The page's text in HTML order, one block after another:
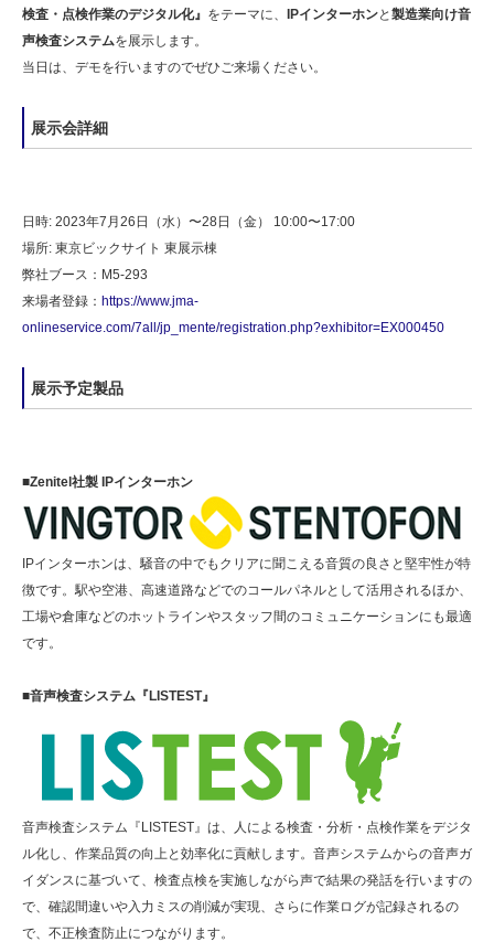
検査・点検作業のデジタル化』 をテーマに、 IPインターホンと 製造業向け音
声検査システムを展示します。
当日は、デモを行いますのでぜひご来場ください。
展示会詳細
日時: 2023年7月26日（水）〜28日（金） 10:00〜17:00
場所: 東京ビックサイト 東展示棟
弊社ブース：M5-293
来場者登録： https://www.jma-
onlineservice.com/7all/jp_mente/registration.php?exhibitor=EX000450
展示予定製品
■Zenitel社製 IPインターホン
IPインターホンは、騒音の中でもクリアに聞こえる音質の良さと堅牢性が特
徴です。駅や空港、高速道路などでのコールパネルとして活用されるほか、
工場や倉庫などのホットラインやスタッフ間のコミュニケーションにも最適
です。
■音声検査システム『LISTEST』
音声検査システム『LISTEST』は、人による検査・分析・点検作業をデジタ
ル化し、作業品質の向上と効率化に貢献します。音声システムからの音声ガ
イダンスに基づいて、検査点検を実施しながら声で結果の発話を行いますの
で、確認間違いや入力ミスの削減が実現、さらに作業ログが記録されるの
で、不正検査防止につながります。